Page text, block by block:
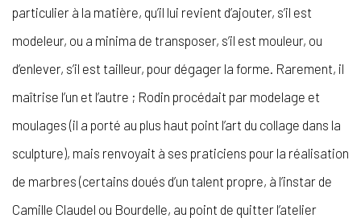
particulier à la matière, qu’il lui revient d’ajouter, s’il est
modeleur, ou a minima de transposer, s’il est mouleur, ou
d’enlever, s’il est tailleur, pour dégager la forme. Rarement, il
maîtrise l’un et l’autre ; Rodin procédait par modelage et
moulages (il a porté au plus haut point l’art du collage dans la
sculpture), mais renvoyait à ses praticiens pour la réalisation
de marbres (certains doués d’un talent propre, à l’instar de
Camille Claudel ou Bourdelle, au point de quitter l’atelier